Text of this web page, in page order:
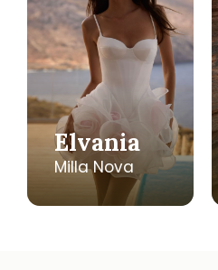
Elvania
Milla Nova